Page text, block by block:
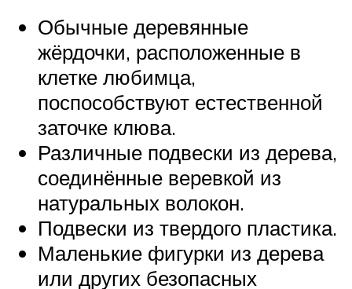
Обычные деревянные
жёрдочки, расположенные в
клетке любимца,
поспособствуют естественной
заточке клюва.
Различные подвески из дерева,
соединённые веревкой из
натуральных волокон.
Подвески из твердого пластика.
Маленькие фигурки из дерева
или других безопасных